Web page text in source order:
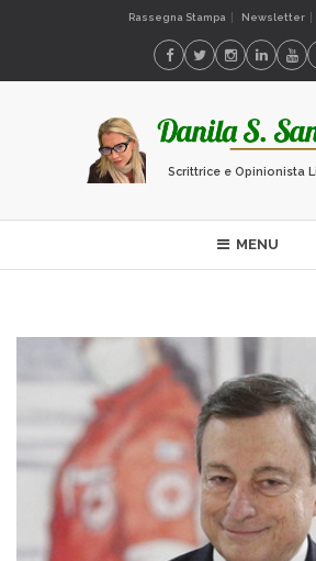
Rassegna Stampa Newsletter
Scrittrice e Opinionista
MENU